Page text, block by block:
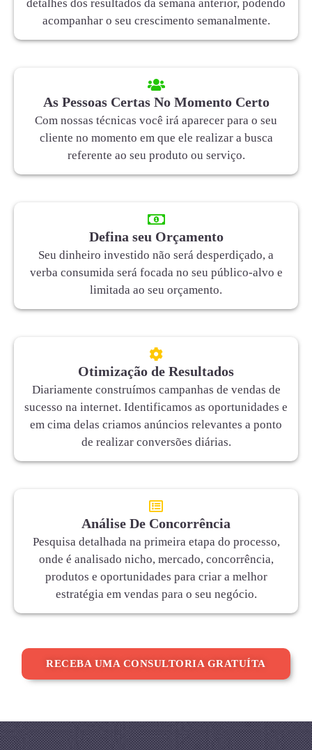
detalhes dos resultados da semana anterior, podendo
acompanhar o seu crescimento semanalmente.
As Pessoas Certas No Momento Certo
Com nossas técnicas você irá aparecer para o seu
cliente no momento em que ele realizar a busca
referente ao seu produto ou serviço.
Defina seu Orçamento
Seu dinheiro investido não será desperdiçado, a
verba consumida será focada no seu público-alvo e
limitada ao seu orçamento.
Otimização de Resultados
Diariamente construímos campanhas de vendas de
sucesso na internet. Identificamos as oportunidades e
em cima delas criamos anúncios relevantes a ponto
de realizar conversões diárias.
Análise De Concorrência
Pesquisa detalhada na primeira etapa do processo,
onde é analisado nicho, mercado, concorrência,
produtos e oportunidades para criar a melhor
estratégia em vendas para o seu negócio.
RECEBA UMA CONSULTORIA GRATUÍTA